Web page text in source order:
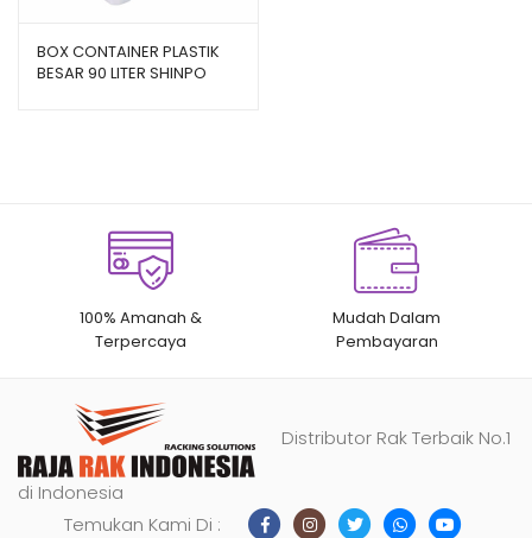
BOX CONTAINER PLASTIK
BESAR 90 LITER SHINPO
100% Amanah &
Terpercaya
Mudah Dalam
Pembayaran
Distributor Rak Terbaik No.1
di Indonesia
Temukan Kami Di :